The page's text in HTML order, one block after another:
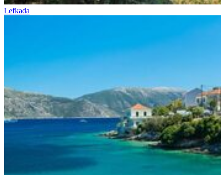
Lefkada